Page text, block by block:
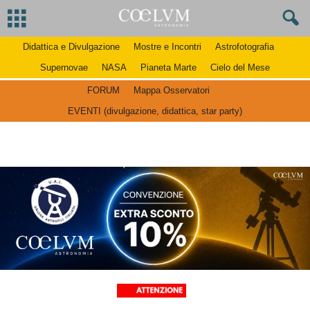
Didattica e Divulgazione Mostre e Incontri
Astrofotografia
Supernovae
NASA Pianeta Marte Cielo del Mese
FORUM
Mappa Osservatori
EVENTI (divulgazione, didattica, star party)